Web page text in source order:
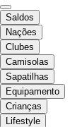
Saldos
Nações
Clubes
Camisolas
Sapatilhas
Equipamento
Crianças
Lifestyle